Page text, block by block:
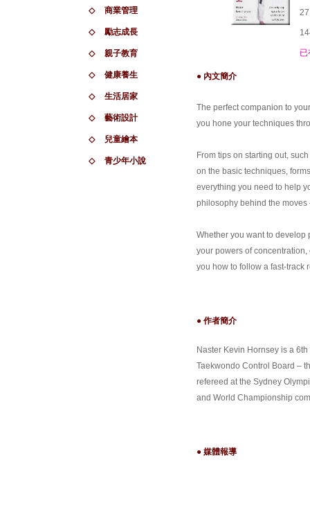
◇ 商業管理
◇ 勵志成長
◇ 親子教育
◇ 健康養生
◇ 生活居家
◇ 藝術設計
◇ 兒童繪本
◇ 青少年小說
● 內文簡介
The perfect companion to
you hone your techniques
From tips on starting out,
on the basic techniques,
everything you need to help
philosophy behind the
Whether you want to develop
your powers of
you how to follow a fast-track
● 作者簡介
Naster Kevin Hornsey is a
Taekwondo Control Board –
refereed at the Sydney
and World Championship
● 媒體報導